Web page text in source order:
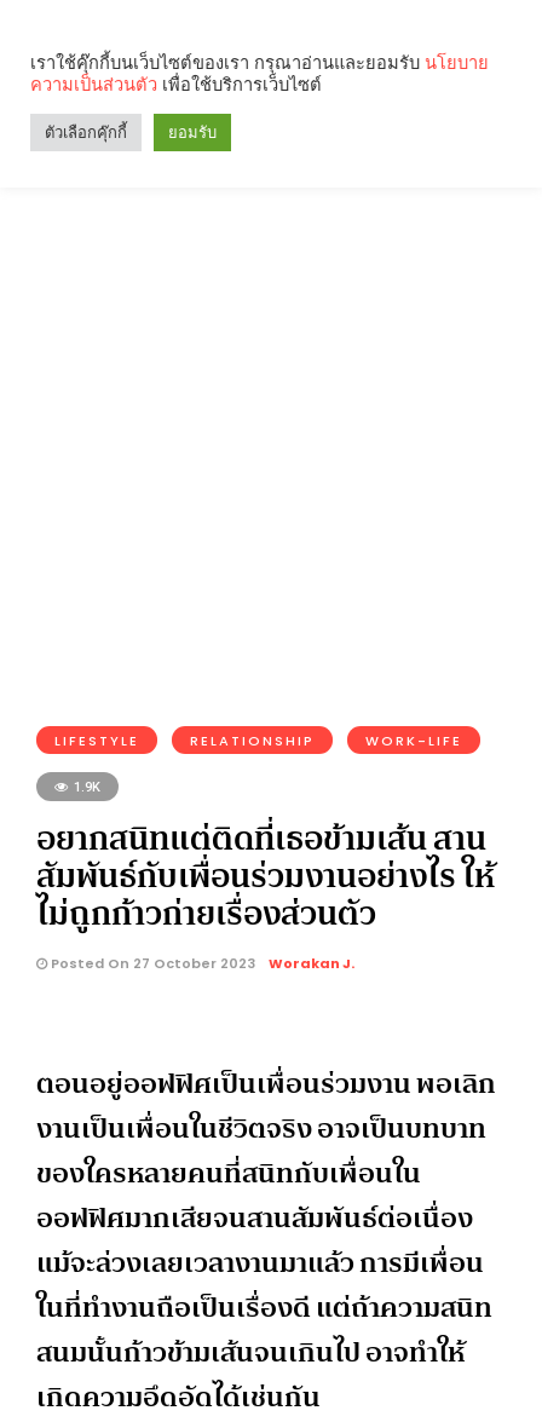
LIFESTYLE RELATIONSHIP WORK-LIFE
1.9K
อยากสนิทแต่ติดที่เธอข้ามเส้น สาน
สัมพันธ์กับเพื่อนร่วมงานอย่างไร ให้
ไม่ถูกก้าวก่ายเรื่องส่วนตัว
Posted On 27 October 2023 Worakan J.
ตอนอยู่ออฟฟิศเป็นเพื่อนร่วมงาน พอเลิก
งานเป็นเพื่อนในชีวิตจริง อาจเป็นบทบาท
ของใครหลายคนที่สนิทกับเพื่อนใน
ออฟฟิศมากเสียจนสานสัมพันธ์ต่อเนื่อง
แม้จะล่วงเลยเวลางานมาแล้ว การมีเพื่อน
ในที่ทำงานถือเป็นเรื่องดี แต่ถ้าความสนิท
สนมนั้นก้าวข้ามเส้นจนเกินไป อาจทำให้
เกิดความอึดอัดได้เช่นกัน
เราใช้คุ๊กกี้บนเว็บไซต์ของเรา กรุณาอ่านและยอมรับ นโยบาย
ความเป็นส่วนตัว เพื่อใช้บริการเว็บไซต์
ตัวเลือกคุ๊กกี้ ยอมรับ